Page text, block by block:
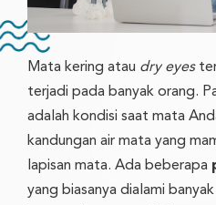
Mata kering atau dry eyes
terjadi pada banyak orang.
adalah kondisi saat mata
kandungan air mata yang
lapisan mata. Ada beberapa
yang biasanya dialami